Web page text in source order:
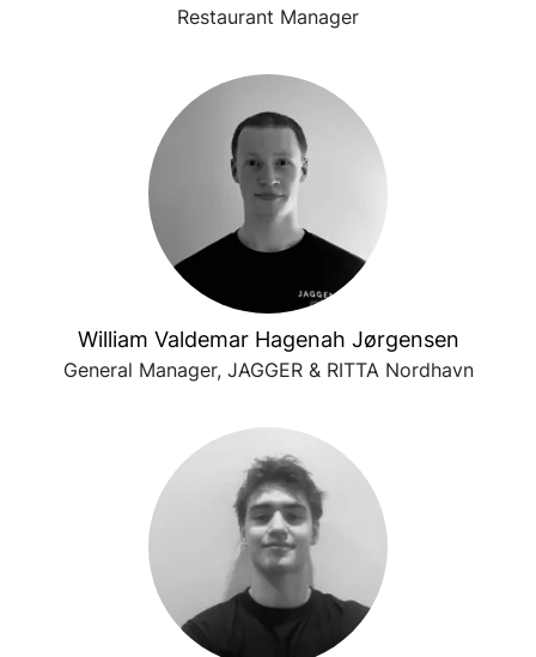
Restaurant Manager
William Valdemar Hagenah Jørgensen
General Manager, JAGGER & RITTA Nordhavn